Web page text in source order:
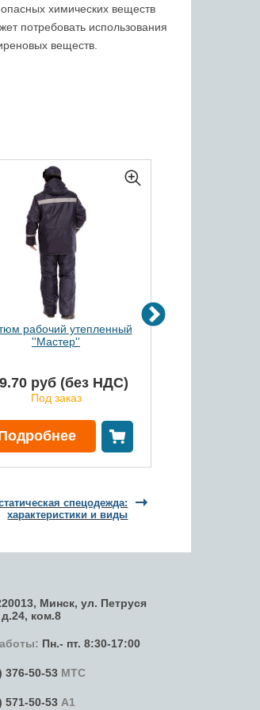
химических веществ
потребовать использования
веществ.
рабочий утепленный
''Мастер''
руб (без НДС)
Под заказ
спецодежда:
характеристики и виды
Минск, ул. Петруся
д.24, ком.8
Пн.- пт. 8:30-17:00
376-50-53 МТС
571-50-53 А1